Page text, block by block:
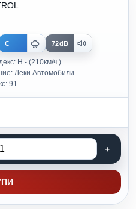
C 72dB
H - (210км/ч.)
Леки Автомобили
91